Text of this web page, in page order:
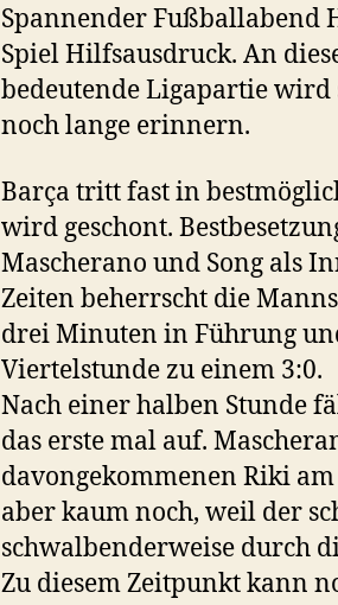
Spannender Fußballabend
Spiel Hilfsausdruck. An
bedeutende Ligapartie wird
noch lange erinnern.
Barça tritt fast in
wird geschont.
Mascherano und Song als
Zeiten beherrscht die
drei Minuten in Führung
Viertelstunde zu einem 3:0.
Nach einer halben Stunde
das erste mal auf.
davongekommenen Riki
aber kaum noch, weil der
schwalbenderweise durch
Zu diesem Zeitpunkt kann